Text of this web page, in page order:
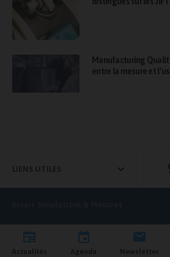
Manufacturing
entre la mesure et
Actualités Agenda Newsletter
LIENS UTILES